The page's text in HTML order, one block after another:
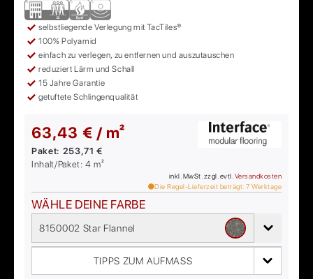
selbstliegende Verlegung mit TacTiles®
100% Polyamid
einfach zu verlegen, zu entfernen und auszutauschen
reduziert Lärm und Schall
15 Jahre Garantie
getuftete Schlingenqualität
63,43 € / m²
Paket: 253,71 €
Inhalt/Paket:4 m²
inkl. MwSt. zzgl. evtl. Versandkosten
Die Regel-Lieferzeit beträgt: 7 Werktage
WÄHLE DEINE FARBE
8150002 Star Flannel
TIPPS ZUM AUFMASS